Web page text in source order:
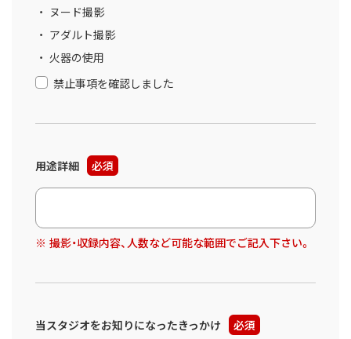
ヌード撮影
アダルト撮影
火器の使用
禁止事項を確認しました
用途詳細 必須
撮影・収録内容、人数など可能な範囲でご記入下さい。
当スタジオをお知りになったきっかけ
必須